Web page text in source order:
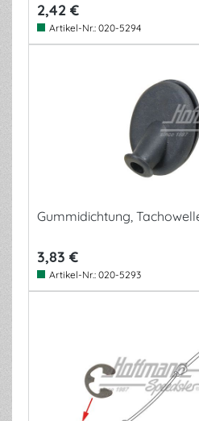
2,42 €
Artikel-Nr.: 020-5294
Gummidichtung,
3,83 €
Artikel-Nr.: 020-5293